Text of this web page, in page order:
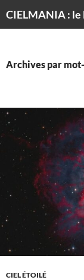
Archives par
CIEL ÉTOILÉ